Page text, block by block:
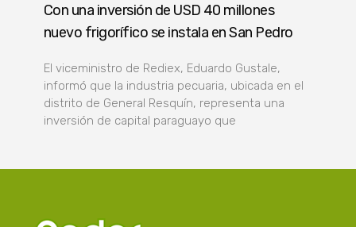
Con una inversión de USD 40 millones
nuevo frigorífico se instala en San Pedro
El viceministro de Rediex, Eduardo Gustale,
informó que la industria pecuaria, ubicada en el
distrito de General Resquín, representa una
inversión de capital paraguayo que